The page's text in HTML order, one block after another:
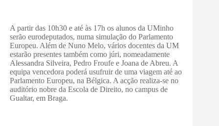
A partir das 10h30 e até às 17h os alunos da UMinho
serão eurodeputados, numa simulação do Parlamento
Europeu. Além de Nuno Melo, vários docentes da UM
estarão presentes também como júri, nomeadamente
Alessandra Silveira, Pedro Froufe e Joana de Abreu. A
equipa vencedora poderá usufruir de uma viagem até ao
Parlamento Europeu, na Bélgica. A acção realiza-se no
auditório nobre da Escola de Direito, no campus de
Gualtar, em Braga.